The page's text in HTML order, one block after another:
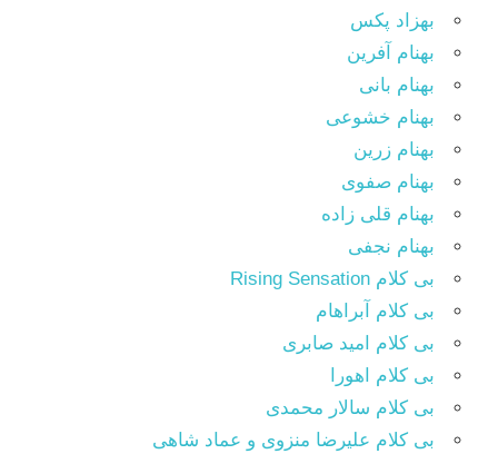
بهزاد پکس
بهنام آفرین
بهنام بانی
بهنام خشوعی
بهنام زرین
بهنام صفوی
بهنام قلی زاده
بهنام نجفی
بی کلام Rising Sensation
بی کلام آبراهام
بی کلام امید صابری
بی کلام اهورا
بی کلام سالار محمدی
بی کلام علیرضا منزوی و عماد شاهی